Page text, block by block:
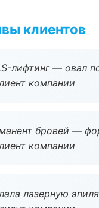
клиентов
лифтинг — овал
компании
бровей —
компании
лазерную